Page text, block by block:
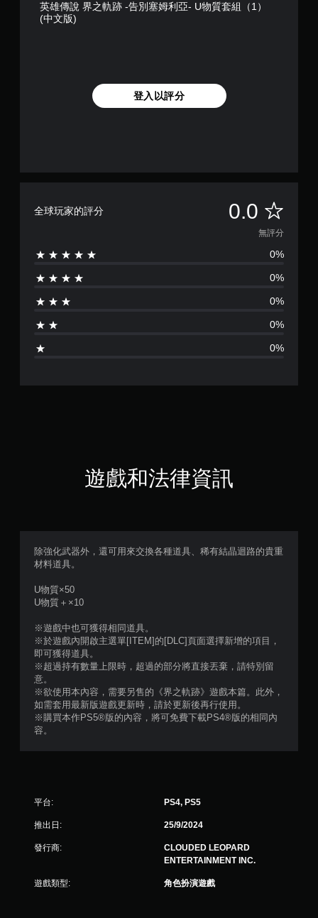
英雄傳說 界之軌跡 -告別塞姆利亞- U物質套組（1）
(中文版)
登入以評分
全球玩家的評分 0.0 無
評
分
無評分
0%
0%
0%
0%
0%
遊戲和法律資訊
除強化武器外，還可用來交換各種道具、稀有結晶迴路的貴重
材料道具。
U物質×50
U物質＋×10
※遊戲中也可獲得相同道具。
※於遊戲內開啟主選單[ITEM]的[DLC]頁面選擇新增的項目，
即可獲得道具。
※超過持有數量上限時，超過的部分將直接丟棄，請特別留
意。
※欲使用本內容，需要另售的《界之軌跡》遊戲本篇。此外，
如需套用最新版遊戲更新時，請於更新後再行使用。
※購買本作PS5®版的內容，將可免費下載PS4®版的相同內
容。
平台: PS4, PS5
推出日: 25/9/2024
發行商:
CLOUDED LEOPARD
ENTERTAINMENT INC.
遊戲類型: 角色扮演遊戲